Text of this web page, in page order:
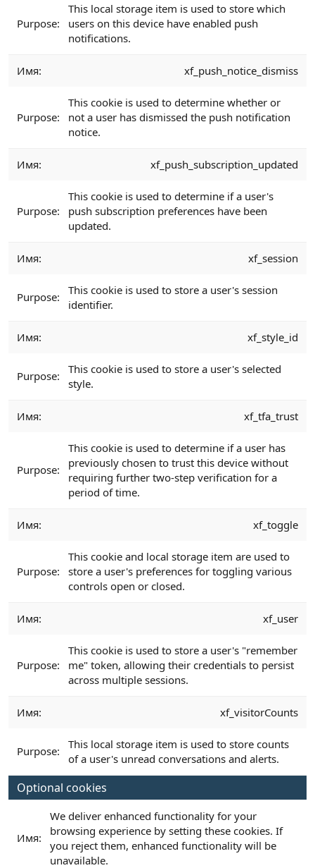
This local storage item is used to store which
users on this device have enabled push
notifications.
xf_push_notice_dismiss
This cookie is used to determine whether or
not a user has dismissed the push notification
notice.
xf_push_subscription_updated
This cookie is used to determine if a user's
push subscription preferences have been
updated.
xf_session
This cookie is used to store a user's session
identifier.
xf_style_id
This cookie is used to store a user's selected
style.
xf_tfa_trust
This cookie is used to determine if a user has
previously chosen to trust this device without
requiring further two-step verification for a
period of time.
xf_toggle
This cookie and local storage item are used to
store a user's preferences for toggling various
controls open or closed.
xf_user
This cookie is used to store a user's "remember
me" token, allowing their credentials to persist
across multiple sessions.
xf_visitorCounts
This local storage item is used to store counts
of a user's unread conversations and alerts.
Optional cookies
We deliver enhanced functionality for your
browsing experience by setting these cookies. If
you reject them, enhanced functionality will be
unavailable.